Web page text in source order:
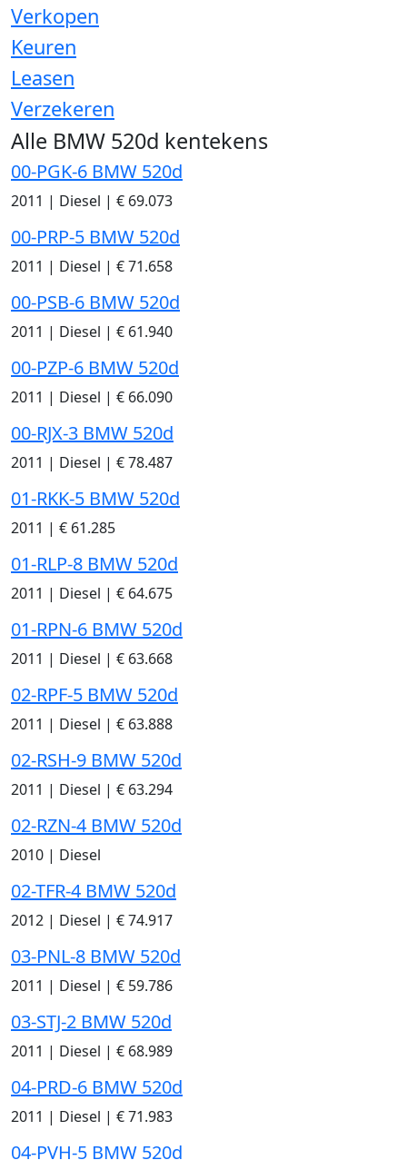
Verkopen
Keuren
Leasen
Verzekeren
Alle BMW 520d kentekens
00-PGK-6 BMW 520d
2011 | Diesel | € 69.073
00-PRP-5 BMW 520d
2011 | Diesel | € 71.658
00-PSB-6 BMW 520d
2011 | Diesel | € 61.940
00-PZP-6 BMW 520d
2011 | Diesel | € 66.090
00-RJX-3 BMW 520d
2011 | Diesel | € 78.487
01-RKK-5 BMW 520d
2011 | € 61.285
01-RLP-8 BMW 520d
2011 | Diesel | € 64.675
01-RPN-6 BMW 520d
2011 | Diesel | € 63.668
02-RPF-5 BMW 520d
2011 | Diesel | € 63.888
02-RSH-9 BMW 520d
2011 | Diesel | € 63.294
02-RZN-4 BMW 520d
2010 | Diesel
02-TFR-4 BMW 520d
2012 | Diesel | € 74.917
03-PNL-8 BMW 520d
2011 | Diesel | € 59.786
03-STJ-2 BMW 520d
2011 | Diesel | € 68.989
04-PRD-6 BMW 520d
2011 | Diesel | € 71.983
04-PVH-5 BMW 520d